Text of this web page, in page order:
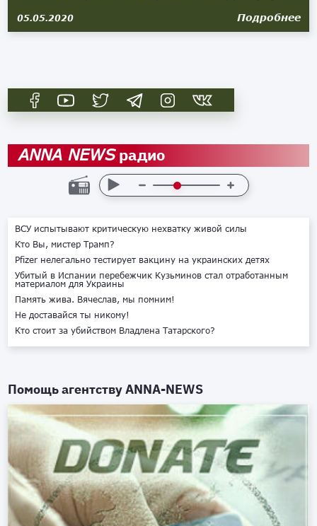
05.05.2020 Подробнее
ANNA NEWSрадио
ВСУ испытывают критическую нехватку живой силы
Кто Вы, мистер Трамп?
Pfizer нелегально тестирует вакцину на украинских детях
Убитый в Испании перебежчик Кузьминов стал отработанным
материалом для Украины
Память жива. Вячеслав, мы помним!
Не доставайся ты никому!
Кто стоит за убийством Владлена Татарского?
Помощь агентствуANNA-NEWS